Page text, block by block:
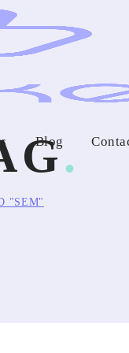
Blog
"SEM"